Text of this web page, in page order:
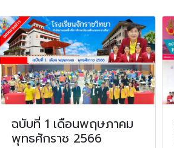
ฉบับที่ 1 เดือนพฤษภาคม
พุทธศักราช 2566